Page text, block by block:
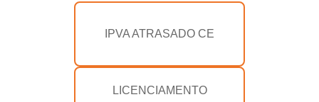
IPVA ATRASADO CE
LICENCIAMENTO